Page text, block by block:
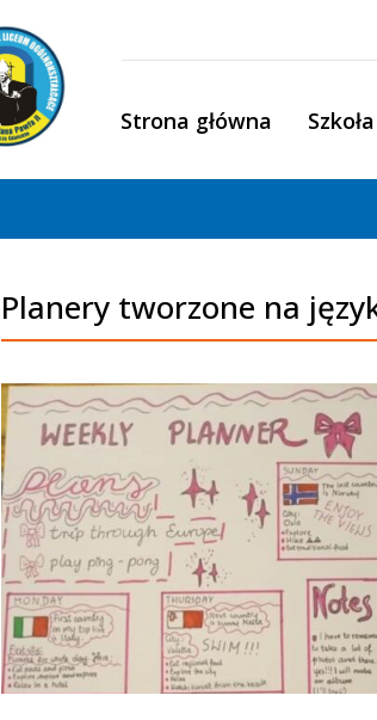
Strona główna Szkoła
Planery tworzone na